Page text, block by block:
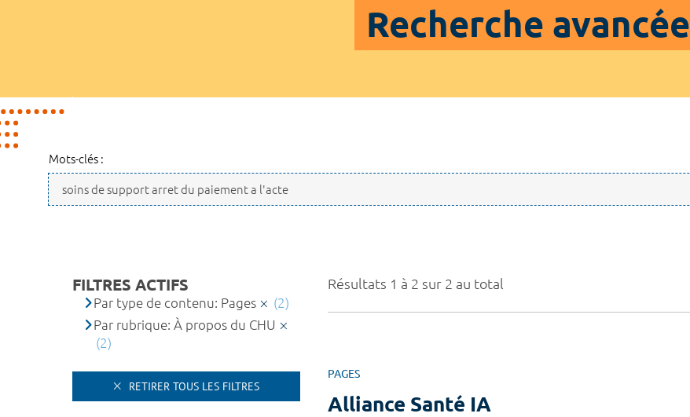
Recherche avancée
Mots-clés :
Résultats 1 à 2 sur 2 au total
PAGES
Alliance Santé IA
FILTRES ACTIFS
Par type de contenu: Pages
(2)
Par rubrique: À propos du CHU
(2)
RETIRER TOUS LES FILTRES